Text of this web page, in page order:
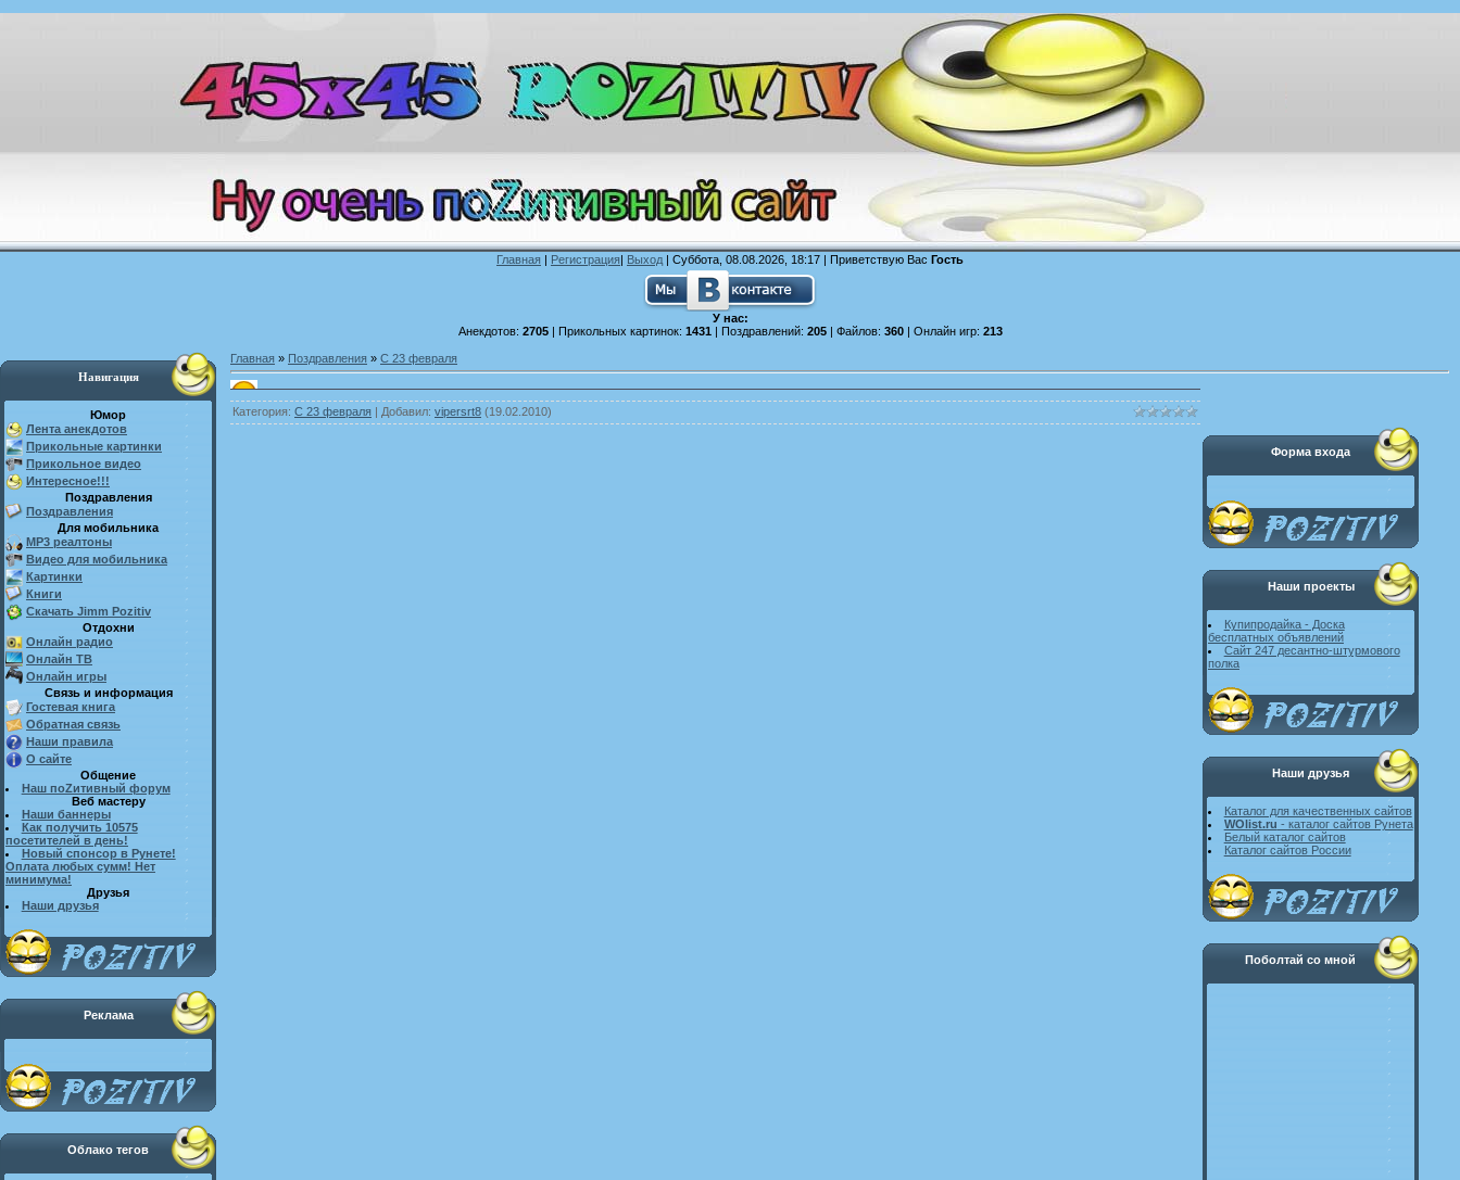
Главная | Регистрация| Выход | Суббота, 08.08.2026, 18:17 | Приветствую Вас Гость
У нас:
Анекдотов: 2705| Прикольных картинок: 1431| Поздравлений: 205| Файлов: 360| Онлайн игр: 213
Навигация
Юмор
Лента анекдотов
Прикольные картинки
Прикольное видео
Интересное!!!
Поздравления
Поздравления
Для мобильника
MP3 реалтоны
Видео для мобильника
Картинки
Книги
Скачать Jimm Pozitiv
Отдохни
Онлайн радио
Онлайн ТВ
Онлайн игры
Связь и информация
Гостевая книга
Обратная связь
Наши правила
О сайте
Общение
Наш поZитивный форум
Веб мастеру
Наши баннеры
Как получить 10575
посетителей в день!
Новый спонсор в Рунете!
Оплата любых сумм! Нет
минимума!
Друзья
Наши друзья
Реклама
Облако тегов
Главная » Поздравления » С 23 февраля
Категория: С 23 февраля | Добавил: vipersrt8 (19.02.2010)
Форма входа
Наши проекты
Купипродайка - Доска
бесплатных объявлений
Сайт 247 десантно-штурмового
полка
Наши друзья
Каталог для качественных сайтов
WOlist.ru - каталог сайтов Рунета
Белый каталог сайтов
Каталог сайтов России
Поболтай со мной